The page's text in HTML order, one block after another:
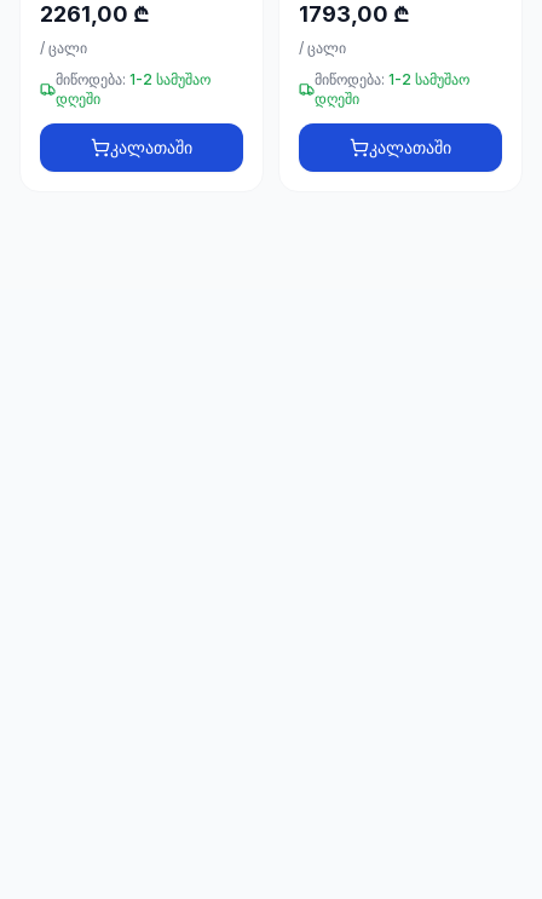
2261,00 ₾
/ ცალი
მიწოდება: 1-2 სამუშაო
დღეში
კალათაში
1793,00 ₾
/ ცალი
მიწოდება: 1-2 სამუშაო
დღეში
კალათაში